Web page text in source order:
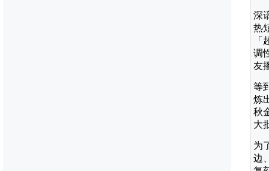
深
热
调
友
等
炼
秋
大
为
边